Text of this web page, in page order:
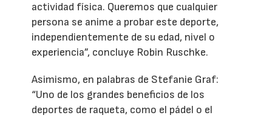
actividad física. Queremos que cualquier
persona se anime a probar este deporte,
independientemente de su edad, nivel o
experiencia”, concluye Robin Ruschke.
Asimismo, en palabras de Stefanie Graf:
“Uno de los grandes beneficios de los
deportes de raqueta, como el pádel o el